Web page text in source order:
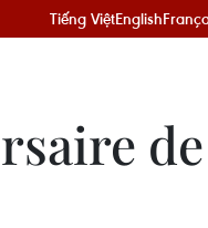
Tiếng ViệtEnglish